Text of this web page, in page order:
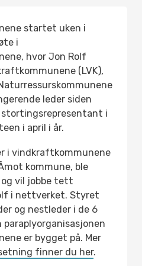
startet uken i
i
hvor Jon Rolf
(LVK),
leder siden
stortingsrepresentant i
i april i år.
i vindkraftkommunene
kommune, ble
vil jobbe tett
i nettverket. Styret
og nestleder i de 6
paraplyorganisasjonen
er bygget på. Mer
finner du her.